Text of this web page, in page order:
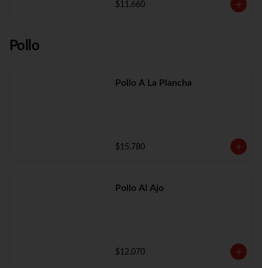
$11.660
Pollo
Pollo A La Plancha
$15.780
Pollo Al Ajo
$12.070